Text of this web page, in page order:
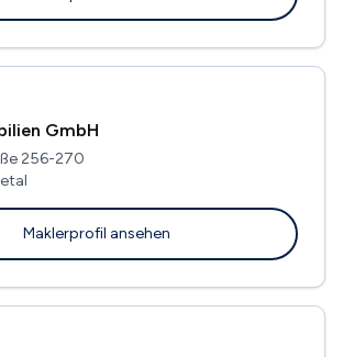
GmbH
256-270
Maklerprofil ansehen